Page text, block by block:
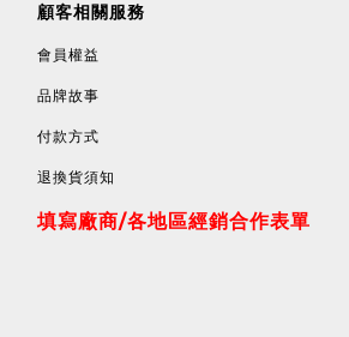
顧客相關服務
會員權益
品牌故事
付款方式
退換貨須知
填寫廠商/各地區經銷合作表單